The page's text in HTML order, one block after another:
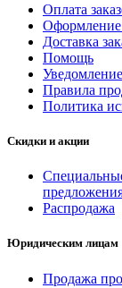
Оплата
Оформление
Доставка
Помощь
Правила
Политика
Скидки и акции
Распродажа
Юридическим лицам
Продажа